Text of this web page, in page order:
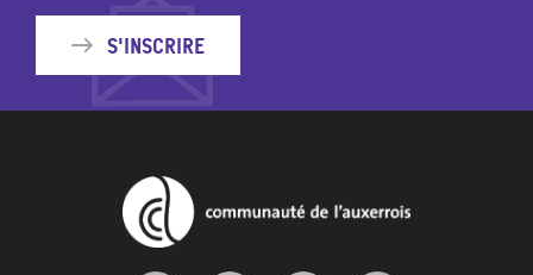
S'inscrire